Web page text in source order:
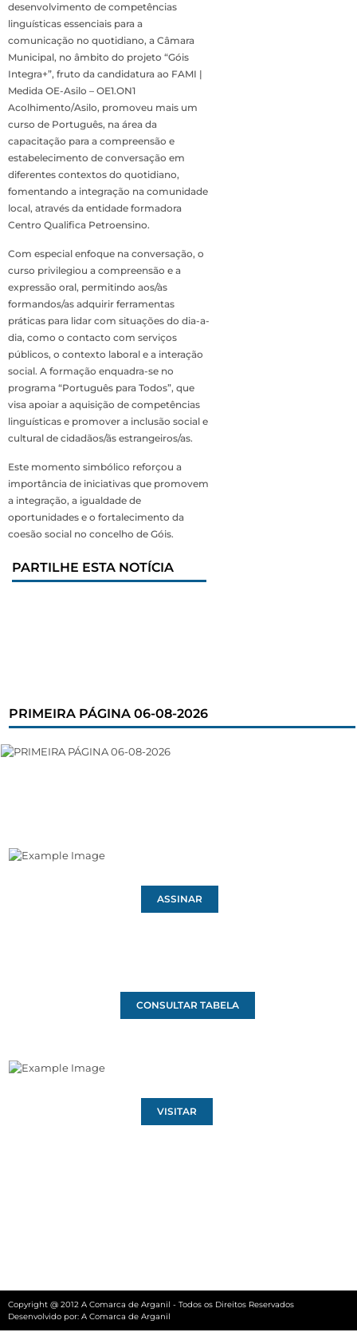
desenvolvimento de competências
linguísticas essenciais para a
comunicação no quotidiano, a Câmara
Municipal, no âmbito do projeto “Góis
Integra+”, fruto da candidatura ao FAMI |
Medida OE-Asilo – OE1.ON1
Acolhimento/Asilo, promoveu mais um
curso de Português, na área da
capacitação para a compreensão e
estabelecimento de conversação em
diferentes contextos do quotidiano,
fomentando a integração na comunidade
local, através da entidade formadora
Centro Qualifica Petroensino.
Com especial enfoque na conversação, o
curso privilegiou a compreensão e a
expressão oral, permitindo aos/às
formandos/as adquirir ferramentas
práticas para lidar com situações do dia-a-
dia, como o contacto com serviços
públicos, o contexto laboral e a interação
social. A formação enquadra-se no
programa “Português para Todos”, que
visa apoiar a aquisição de competências
linguísticas e promover a inclusão social e
cultural de cidadãos/ãs estrangeiros/as.
Este momento simbólico reforçou a
importância de iniciativas que promovem
a integração, a igualdade de
oportunidades e o fortalecimento da
coesão social no concelho de Góis.
PARTILHE ESTA NOTÍCIA
PRIMEIRA PÁGINA 06-08-2026
ASSINAR
CONSULTAR TABELA
VISITAR
Copyright @ 2012 A Comarca de Arganil - Todos os Direitos Reservados
Desenvolvido por: A Comarca de Arganil